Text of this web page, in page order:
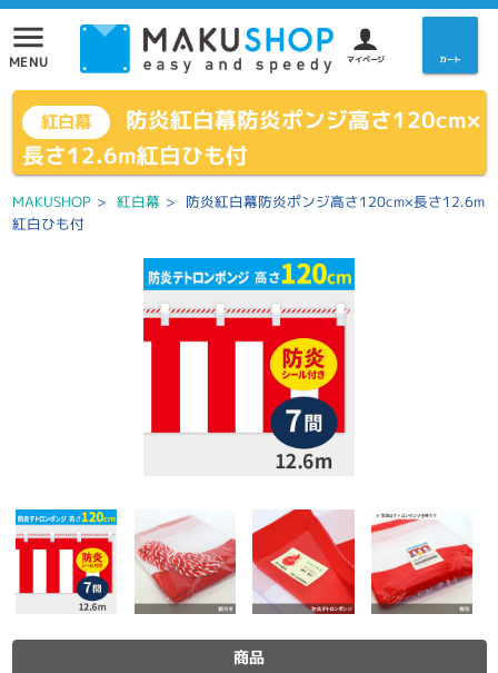
menu
MENU マイページ カート
紅白幕
防炎紅白幕防炎ポンジ高さ120cm×
長さ12.6m紅白ひも付
MAKUSHOP > 紅白幕 >
防炎紅白幕防炎ポンジ高さ120cm×長さ12.6m
紅白ひも付
商品